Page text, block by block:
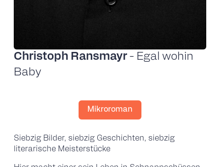
Christoph Ransmayr - Egal wohin
Baby
Mikroroman
Siebzig Bilder, siebzig Geschichten, siebzig
literarische Meisterstücke